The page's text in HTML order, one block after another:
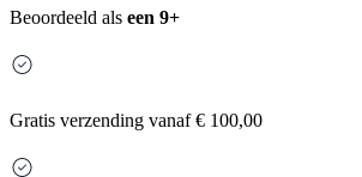
Beoordeeld als een 9+
Gratis verzending vanaf € 100,00